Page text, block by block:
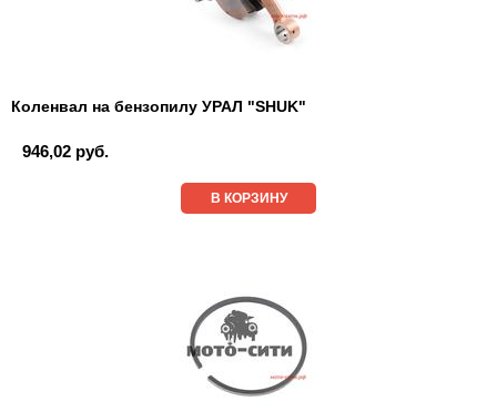
Коленвал на бензопилу УРАЛ "SHUK"
946,02 руб.
В КОРЗИНУ